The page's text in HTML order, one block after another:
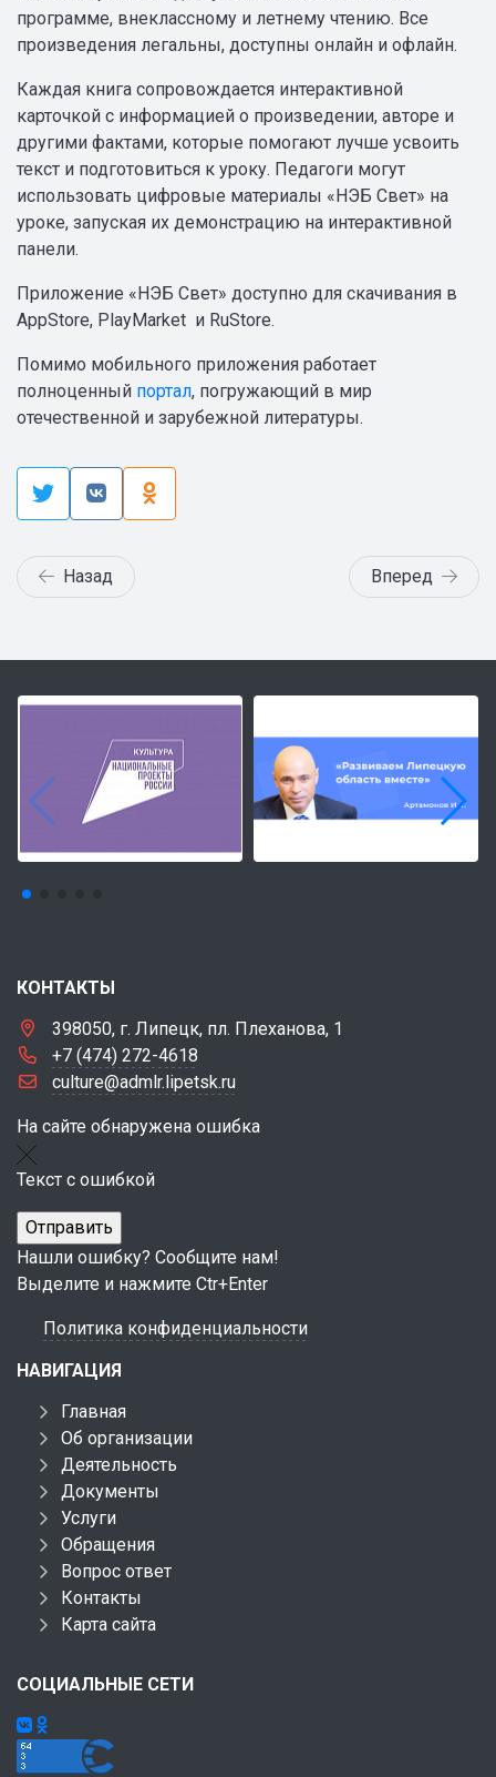
программе, внеклассному и летнему чтению. Все
произведения легальны, доступны онлайн и офлайн.
Каждая книга сопровождается интерактивной
карточкой с информацией о произведении, авторе и
другими фактами, которые помогают лучше усвоить
текст и подготовиться к уроку. Педагоги могут
использовать цифровые материалы «НЭБ Свет» на
уроке, запуская их демонстрацию на интерактивной
панели.
Приложение «НЭБ Свет» доступно для скачивания в
AppStore, PlayMarket и RuStore.
Помимо мобильного приложения работает
полноценный портал, погружающий в мир
отечественной и зарубежной литературы.
Назад Вперед
КОНТАКТЫ
398050, г. Липецк, пл. Плеханова, 1
+7 (474) 272-4618
culture@admlr.lipetsk.ru
На сайте обнаружена ошибка
Текст с ошибкой
Нашли ошибку? Сообщите нам!
Выделите и нажмите Ctr+Enter
Политика конфиденциальности
НАВИГАЦИЯ
Главная
Об организации
Деятельность
Документы
Услуги
Обращения
Вопрос ответ
Контакты
Карта сайта
СОЦИАЛЬНЫЕ СЕТИ